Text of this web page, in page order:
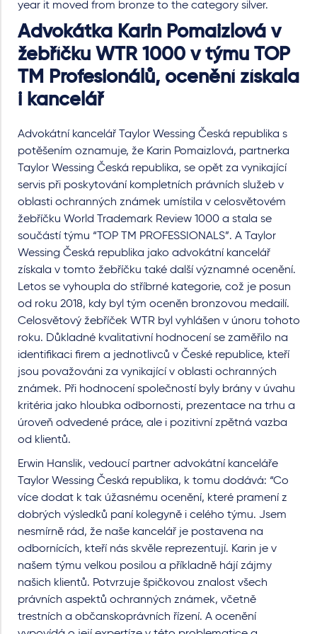
year it moved from bronze to the category silver.
Advokátka Karin Pomaizlová v
žebříčku WTR 1000 v týmu TOP
TM Profesionálů, ocenění získala
i kancelář
Advokátní kancelář Taylor Wessing Česká republika s
potěšením oznamuje, že Karin Pomaizlová, partnerka
Taylor Wessing Česká republika, se opět za vynikající
servis při poskytování kompletních právních služeb v
oblasti ochranných známek umístila v celosvětovém
žebříčku World Trademark Review 1000 a stala se
součástí týmu “TOP TM PROFESSIONALS”. A Taylor
Wessing Česká republika jako advokátní kancelář
získala v tomto žebříčku také další významné ocenění.
Letos se vyhoupla do stříbrné kategorie, což je posun
od roku 2018, kdy byl tým oceněn bronzovou medailí.
Celosvětový žebříček WTR byl vyhlášen v únoru tohoto
roku. Důkladné kvalitativní hodnocení se zaměřilo na
identifikaci firem a jednotlivců v České republice, kteří
jsou považováni za vynikající v oblasti ochranných
známek. Při hodnocení společností byly brány v úvahu
kritéria jako hloubka odbornosti, prezentace na trhu a
úroveň odvedené práce, ale i pozitivní zpětná vazba
od klientů.
Erwin Hanslik, vedoucí partner advokátní kanceláře
Taylor Wessing Česká republika, k tomu dodává: “Co
více dodat k tak úžasnému ocenění, které pramení z
dobrých výsledků paní kolegyně i celého týmu. Jsem
nesmírně rád, že naše kancelář je postavena na
odbornících, kteří nás skvěle reprezentují. Karin je v
našem týmu velkou posilou a příkladně hájí zájmy
našich klientů. Potvrzuje špičkovou znalost všech
právních aspektů ochranných známek, včetně
trestních a občanskoprávních řízení. A ocenění